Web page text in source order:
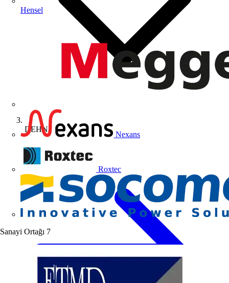
Hensel
Nexans
Roxtec
Sanayi Ortağı 7
DEHN